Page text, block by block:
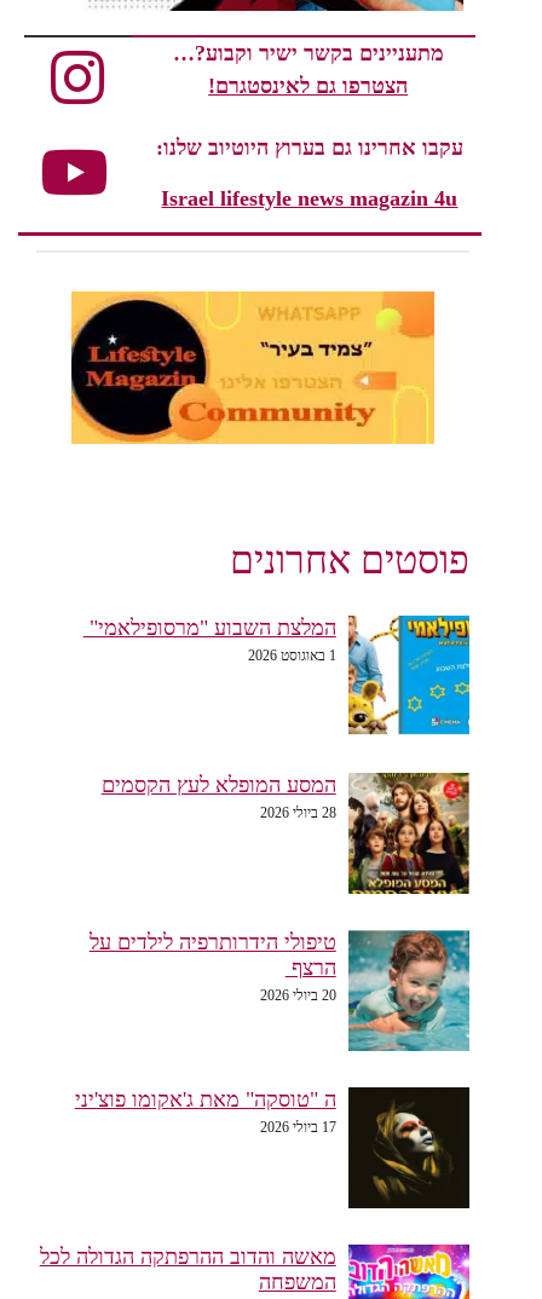
מתעניינים בקשר ישיר וקבוע?…
הצטרפו גם לאינסטגרם!
עקבו אחרינו גם בערוץ היוטיוב שלנו:
Israel lifestyle news magazin 4u
פוסטים אחרונים
המלצת השבוע "מרסופילאמי"
1 באוגוסט 2026
המסע המופלא לעץ הקסמים
28 ביולי 2026
טיפולי הידרותרפיה לילדים על
הרצף
20 ביולי 2026
ה "טוסקה" מאת ג'אקומו פוצ'יני
17 ביולי 2026
מאשה והדוב ההרפתקה הגדולה לכל
המשפחה